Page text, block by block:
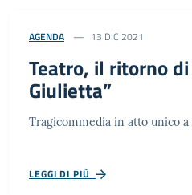
AGENDA 13 DIC 2021
Teatro, il ritorno
Giulietta”
Tragicommedia in atto unico a
LEGGI DI PIÙ